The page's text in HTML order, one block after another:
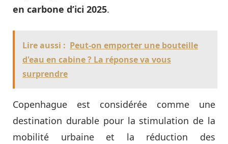
en carbone d’ici 2025.
Lire aussi : Peut-on emporter une bouteille
d'eau en cabine ? La réponse va vous
surprendre
Copenhague est considérée comme une
destination durable pour la stimulation de la
mobilité urbaine et la réduction des